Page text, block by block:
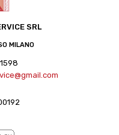
SRL
MILANO